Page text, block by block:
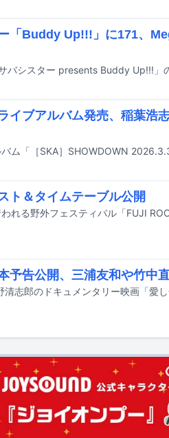
「Buddy Up!!!」に171、
イブアルバム発売、稲葉浩
ト＆タイムテーブル公開
予告公開、三浦友和や竹中